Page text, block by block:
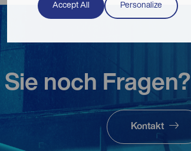
noch Fragen?
Kontakt
Personalize
Accept All